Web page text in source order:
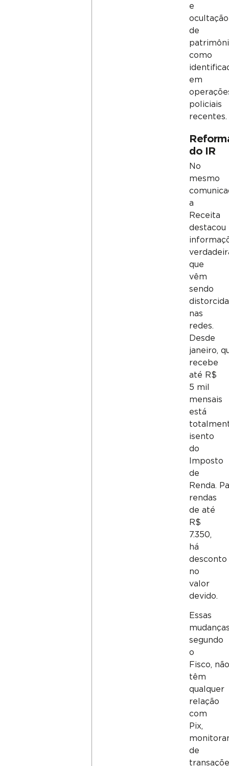
e
ocultação
de
como
em
policiais
recentes.
do IR
No
mesmo
a
Receita
destacou
que
vêm
sendo
nas
redes.
Desde
janeiro,
recebe
até R$
5 mil
mensais
está
isento
do
Imposto
de
Renda.
rendas
de até
R$
7.350,
há
desconto
no
valor
devido.
Essas
segundo
o
Fisco,
têm
qualquer
relação
com
Pix,
de